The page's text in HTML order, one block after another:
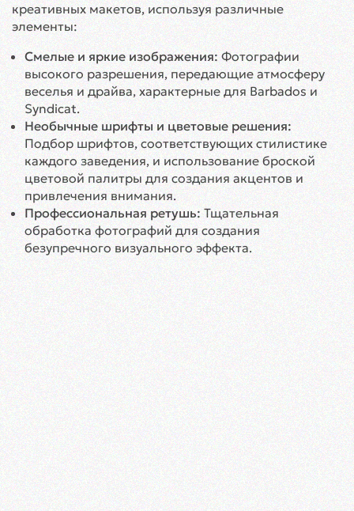
креативных макетов, используя различные
элементы:
Смелые и яркие изображения: Фотографии
высокого разрешения, передающие атмосферу
веселья и драйва, характерные для Barbados и
Syndicat.
Необычные шрифты и цветовые решения:
Подбор шрифтов, соответствующих стилистике
каждого заведения, и использование броской
цветовой палитры для создания акцентов и
привлечения внимания.
Профессиональная ретушь: Тщательная
обработка фотографий для создания
безупречного визуального эффекта.